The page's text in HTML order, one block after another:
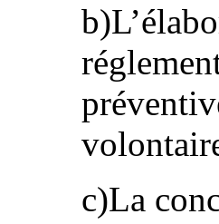
c)La